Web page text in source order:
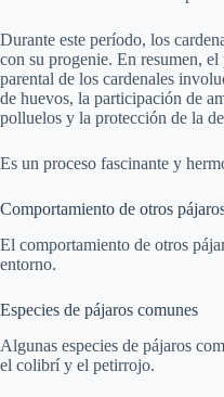
Durante este período, los
con su progenie. En resumen,
parental de los cardenales
de huevos, la participación de
polluelos y la protección de la
Es un proceso fascinante y
Comportamiento de otros
El comportamiento de otros
entorno.
Especies de pájaros comunes
Algunas especies de pájaros
el colibrí y el petirrojo.